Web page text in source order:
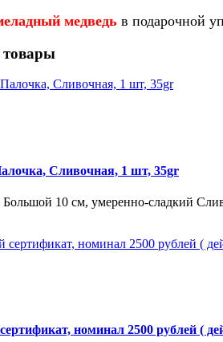
медведь в подарочной
товары
Сливочная, 1 шт, 35gr
10 см, умеренно-сладкий
номинал 2500 рублей (